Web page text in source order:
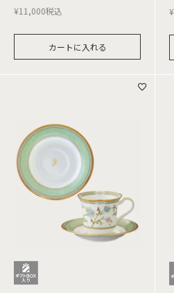
¥11,000税込
カートに入れる
¥